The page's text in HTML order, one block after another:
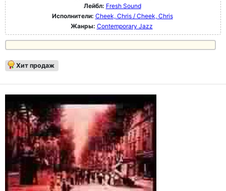
Лейбл: Fresh Sound
Исполнители: Cheek, Chris / Cheek, Chris
Жанры: Contemporary Jazz
Хит продаж